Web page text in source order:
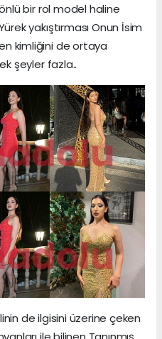
bir rol model haline
yakıştırması Onun İsim
kimliğini de ortaya
şeyler fazla..
de ilgisini üzerine çeken